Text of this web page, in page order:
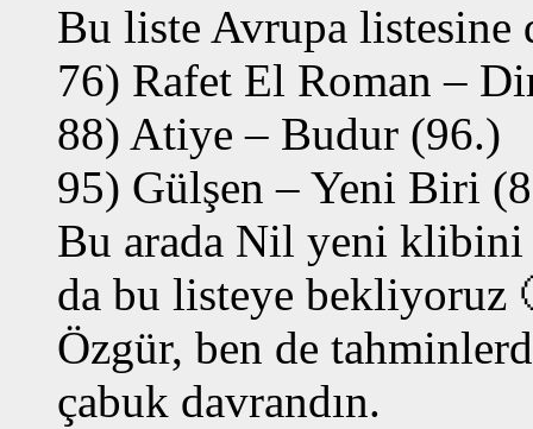
Bu liste Avrupa listesine
76) Rafet El Roman –
88) Atiye – Budur (96.)
95) Gülşen – Yeni Biri
Bu arada Nil yeni
da bu listeye bekliyoruz
Özgür, ben de
çabuk davrandın.